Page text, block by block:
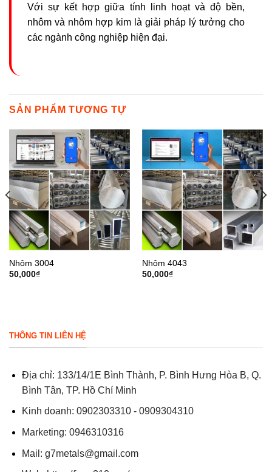
Với sự kết hợp giữa tính linh hoạt và độ bền,
nhôm và nhôm hợp kim là giải pháp lý tưởng cho
các ngành công nghiệp hiện đại.
SẢN PHẨM TƯƠNG TỰ
Nhôm 3004
50,000₫
Nhôm 4043
50,000₫
THÔNG TIN LIÊN HỆ
Địa chỉ: 133/14/1E Bình Thành, P. Bình Hưng Hòa B, Q.
Bình Tân, TP. Hồ Chí Minh
Kinh doanh: 0902303310 - 0909304310
Marketing: 0946310316
Mail: g7metals@gmail.com